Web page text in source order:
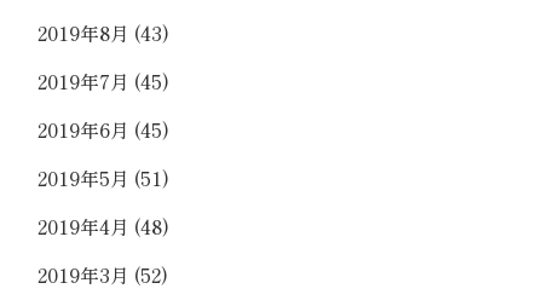
2019年8月 (43)
2019年7月 (45)
2019年6月 (45)
2019年5月 (51)
2019年4月 (48)
2019年3月 (52)